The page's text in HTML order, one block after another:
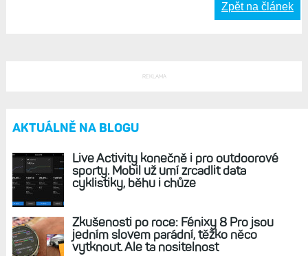
Zpět na článek
REKLAMA
AKTUÁLNĚ NA BLOGU
Live Activity konečně i pro outdoorové
sporty. Mobil už umí zrcadlit data
cyklistiky, běhu i chůze
Zkušenosti po roce: Fénixy 8 Pro jsou
jedním slovem parádní, těžko něco
vytknout. Ale ta nositelnost